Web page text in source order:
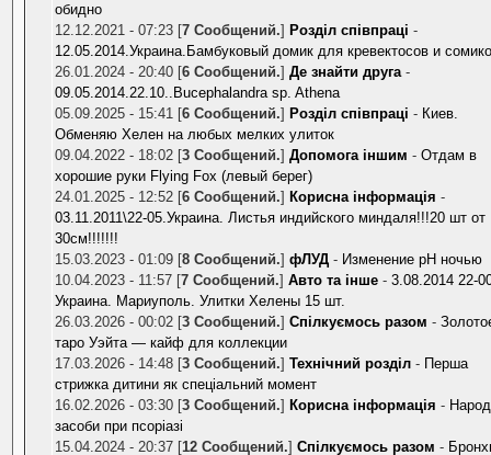
обидно
12.12.2021 - 07:23 [7 Сообщений.] Розділ співпраці -
12.05.2014.Украина.Бамбуковый домик для кревектосов и
26.01.2024 - 20:40 [6 Сообщений.]Де знайти друга-
09.05.2014.22.10..Bucephalandra sp. Athena
05.09.2025 - 15:41 [6 Сообщений.] Розділ співпраці - Киев.
Обменяю Хелен на любых мелких улиток
09.04.2022 - 18:02 [3 Сообщений.]Допомога іншим -Отдам в
хорошие руки Flying Fox (левый берег)
24.01.2025 - 12:52 [6 Сообщений.] Корисна інформація -
03.11.2011\22-05.Украина. Листья индийского миндаля!!!20 шт от
30см!!!!!!!
15.03.2023 - 01:09 [8 Сообщений.]фЛУД - Изменение pH ночью
10.04.2023 - 11:57 [7 Сообщений.]Авто та інше -3.08.2014 22-
Украина. Мариуполь. Улитки Хелены 15 шт.
26.03.2026 - 00:02 [3 Сообщений.]Спілкуємось разом -
таро Уэйта — кайф для коллекции
17.03.2026 - 14:48 [3 Сообщений.]Технічний розділ - Перша
стрижка дитини як спеціальний момент
16.02.2026 - 03:30 [3 Сообщений.] Корисна інформація -
засоби при псоріазі
15.04.2024 - 20:37 [12 Сообщений.]Спілкуємось разом -